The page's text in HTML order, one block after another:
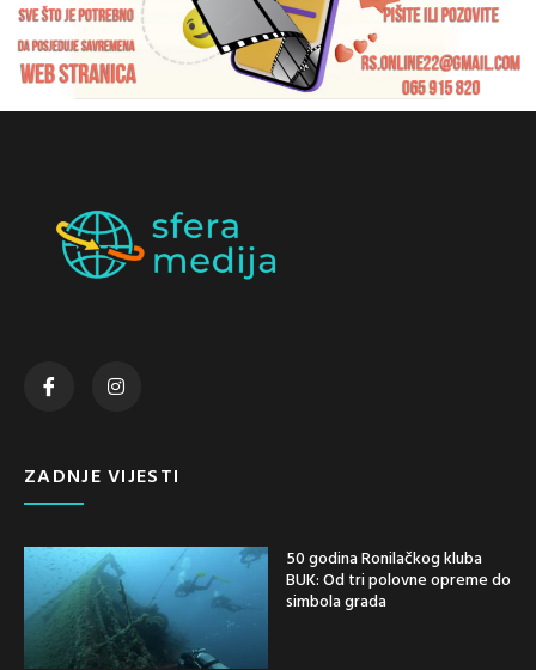
ZADNJE VIJESTI
50 godina Ronilačkog kluba
BUK: Od tri polovne opreme do
simbola grada